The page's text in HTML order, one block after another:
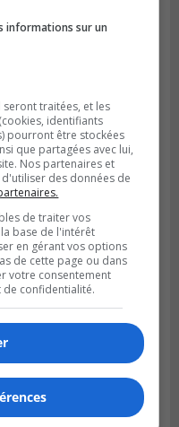
pour
lac Cristal était
informations sur un
traitées, et les
identifiants
pourront être stockées
que partagées avec lui,
Nos partenaires et
des données de
de traiter vos
base de l'intérêt
en gérant vos options
de cette page ou dans
votre consentement
de confidentialité.